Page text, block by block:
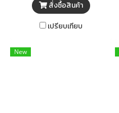
เขียนมีเป้าหมายเพื่อให้งานเขียน
ผู้หญิงทั้งโลกหันมารักและมีคุณค่า
สั่งซื้อสินค้า
เปรียบเทียบ
New